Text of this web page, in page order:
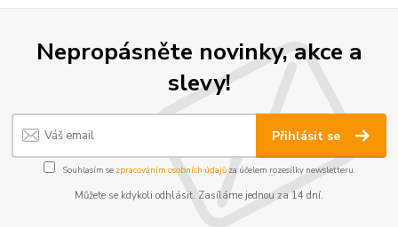
Nepropásněte novinky, akce a
slevy!
Přihlásit se
Souhlasím se zpracováním osobních údajůza účelem rozesílky newsletteru.
Můžete se kdykoli odhlásit. Zasíláme jednou za 14 dní.